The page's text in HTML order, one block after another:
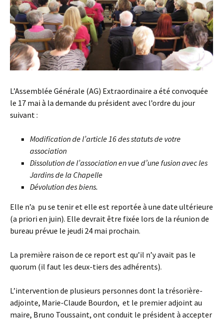
L’Assemblée Générale (AG) Extraordinaire a été convoquée
le 17 mai à la demande du président avec l’ordre du jour
suivant :
Modification de l’article 16 des statuts de votre
association
Dissolution de l’association en vue d’une fusion avec les
Jardins de la Chapelle
Dévolution des biens.
Elle n’a pu se tenir et elle est reportée à une date ultérieure
(a priori en juin). Elle devrait être fixée lors de la réunion de
bureau prévue le jeudi 24 mai prochain.
La première raison de ce report est qu’il n’y avait pas le
quorum (il faut les deux-tiers des adhérents).
L’intervention de plusieurs personnes dont la trésorière-
adjointe, Marie-Claude Bourdon, et le premier adjoint au
maire, Bruno Toussaint, ont conduit le président à accepter